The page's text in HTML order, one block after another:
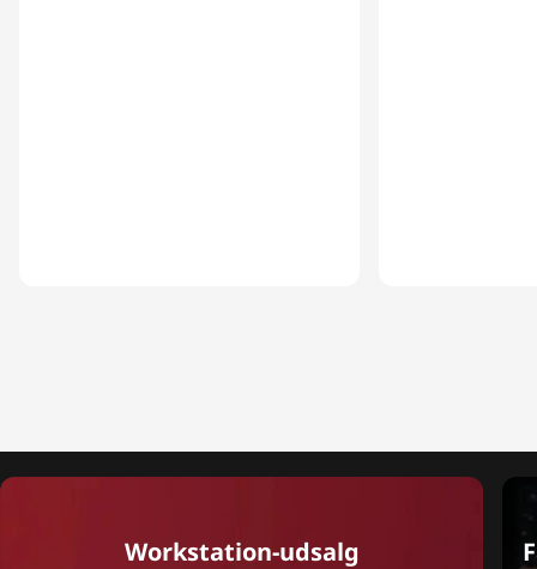
Workstation-udsalg